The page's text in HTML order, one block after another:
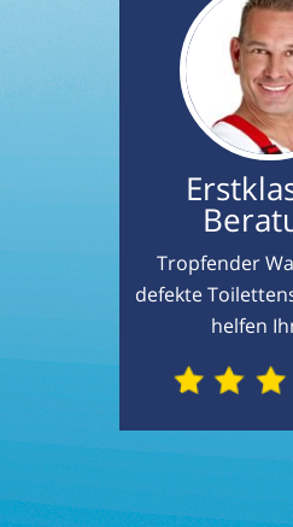
Tropfender
defekte
helfen